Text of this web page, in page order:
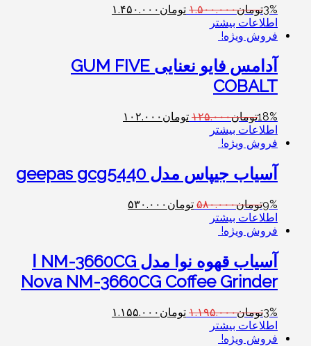
3%تومان۱.۵۰۰.۰۰۰ تومان ۱.۴۵۰.۰۰۰
اطلاعات بیشتر
فروش ویژه!
آدامس فایو نعنایی GUM FIVE
COBALT
18%تومان۱۲۵.۰۰۰ تومان ۱۰۲.۰۰۰
اطلاعات بیشتر
فروش ویژه!
آسیاب جیپاس مدل geepas gcg5440
9%تومان۵۸۰.۰۰۰ تومان ۵۳۰.۰۰۰
اطلاعات بیشتر
فروش ویژه!
Nova NM-3660CG Coffee Grinder
3%تومان۱.۱۹۵.۰۰۰ تومان ۱.۱۵۵.۰۰۰
اطلاعات بیشتر
فروش ویژه!